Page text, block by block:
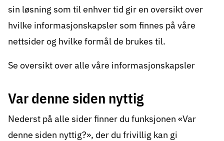
sin løsning som til enhver tid gir en oversikt over
hvilke informasjonskapsler som finnes på våre
nettsider og hvilke formål de brukes til.
Se oversikt over alle våre informasjonskapsler
Var denne siden nyttig
Nederst på alle sider finner du funksjonen «Var
denne siden nyttig?», der du frivillig kan gi